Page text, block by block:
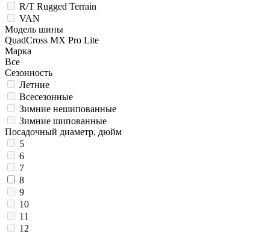
R/T Rugged Terrain
VAN
Модель шины
QuadCross MX Pro Lite
Марка
Все
Сезонность
Летние
Всесезонные
Зимние нешипованные
Зимние шипованные
Посадочный диаметр, дюйм
5
6
7
8
9
10
11
12